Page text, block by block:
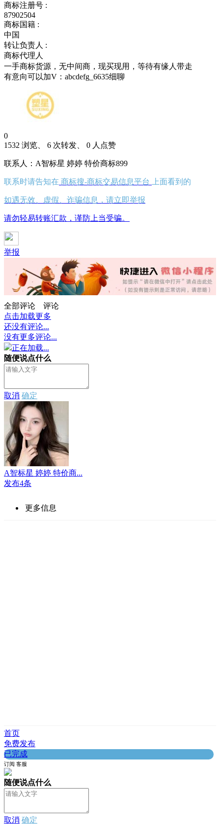
商标注册号 :
87902504
商标国籍 :
中国
转让负责人 :
商标代理人
一手商标货源，无中间商，现买现用，等待有缘人带走
有意向可以加V：abcdefg_6635细聊
0
1532 浏览、 6 次转发、 0 人点赞
联系人：A智标星 婷婷 特价商标899
联系时请告知在 商标搜-商标交易信息平台 上面看到的
如遇无效、虚假、诈骗信息，请立即举报
请勿轻易转账汇款，谨防上当受骗。
举报
全部评论
评论
点击加载更多
还没有评论...
没有更多评论...
正在加载...
随便说点什么
取消 确定
A智标星 婷婷 特价商...
发布4条
更多信息
首页
免费发布
已完成
订阅 客服
随便说点什么
取消 确定